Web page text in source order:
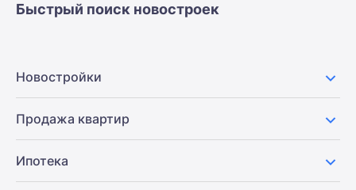
Быстрый поиск новостроек
Новостройки
Продажа квартир
Ипотека